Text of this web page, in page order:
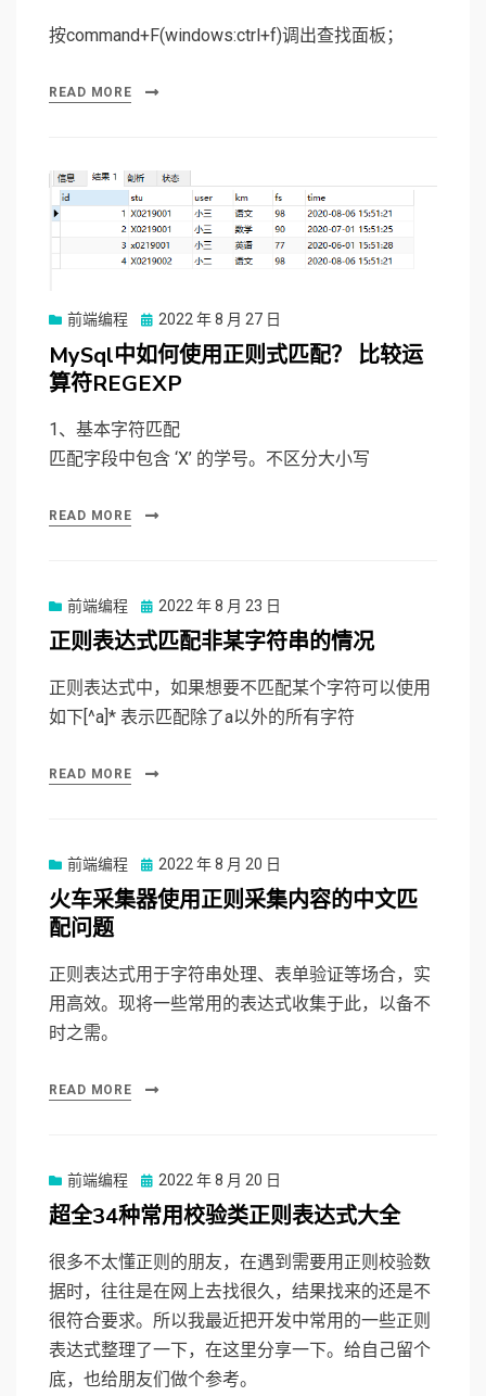
按command+F(windows:ctrl+f)调出查找面板；
READ MORE
前端编程
Posted
on
2022 年 8 月 27 日
MySql中如何使用正则式匹配？ 比较运
算符REGEXP
1、基本字符匹配
匹配字段中包含 ‘X’ 的学号。不区分大小写
READ MORE
前端编程
Posted
on
2022 年 8 月 23 日
正则表达式匹配非某字符串的情况
正则表达式中，如果想要不匹配某个字符可以使用
如下[^a]* 表示匹配除了a以外的所有字符
READ MORE
前端编程
Posted
on
2022 年 8 月 20 日
火车采集器使用正则采集内容的中文匹
配问题
正则表达式用于字符串处理、表单验证等场合，实
用高效。现将一些常用的表达式收集于此，以备不
时之需。
READ MORE
前端编程
Posted
on
2022 年 8 月 20 日
超全34种常用校验类正则表达式大全
很多不太懂正则的朋友，在遇到需要用正则校验数
据时，往往是在网上去找很久，结果找来的还是不
很符合要求。所以我最近把开发中常用的一些正则
表达式整理了一下，在这里分享一下。给自己留个
底，也给朋友们做个参考。